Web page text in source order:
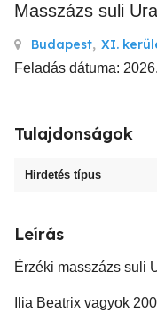
Masszázs suli
Budapest, XI.
Feladás dátuma:
Tulajdonságok
Hirdetés típus
Leírás
Érzéki masszázs suli
Ilia Beatrix vagyok